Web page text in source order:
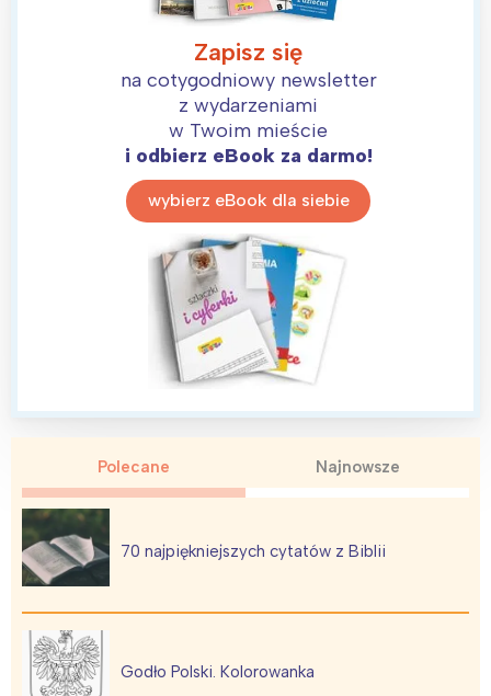
Zapisz się
na cotygodniowy newsletter
z wydarzeniami
w Twoim mieście
i odbierz eBook za darmo!
wybierz eBook dla siebie
Polecane Najnowsze
70 najpiękniejszych cytatów z Biblii
Godło Polski. Kolorowanka